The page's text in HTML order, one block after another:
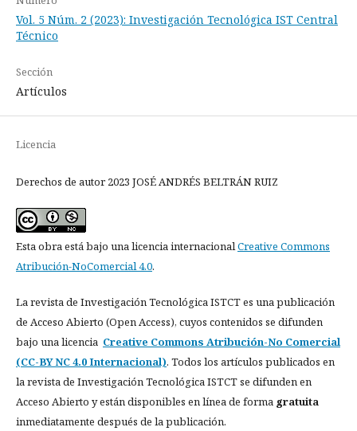
Vol. 5 Núm. 2 (2023): Investigación Tecnológica IST Central
Técnico
Sección
Artículos
Licencia
Derechos de autor 2023 JOSÉ ANDRÉS BELTRÁN RUIZ
Esta obra está bajo una licencia internacional Creative Commons
Atribución-NoComercial 4.0.
La revista de Investigación Tecnológica ISTCT es una publicación
de Acceso Abierto (Open Access), cuyos contenidos se difunden
bajo una licencia Creative Commons Atribución-No Comercial
(CC-BY NC 4.0 Internacional). Todos los artículos publicados en
la revista de Investigación Tecnológica ISTCT se difunden en
Acceso Abierto y están disponibles en línea de forma gratuita
inmediatamente después de la publicación.